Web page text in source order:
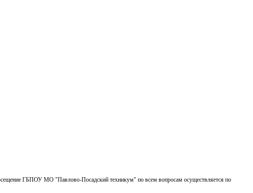
ГБПОУ МО "Павлово-Посадский техникум" по всем вопросам осуществляется по